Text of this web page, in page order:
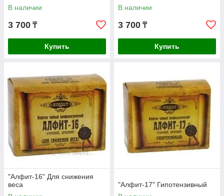
В наличии
3 700 ₸
Купить
В наличии
3 700 ₸
Купить
"Алфит-16" Для снижения
веса
"Алфит-17" Гипотензивный